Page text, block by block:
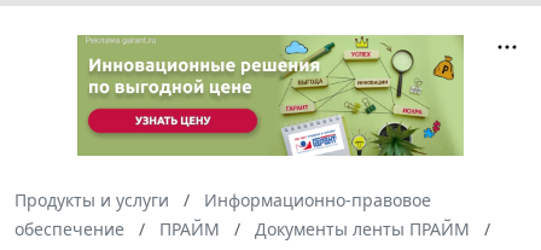
Продукты и услуги
Информационно-правовое
обеспечение
ПРАЙМ
Документы ленты ПРАЙМ